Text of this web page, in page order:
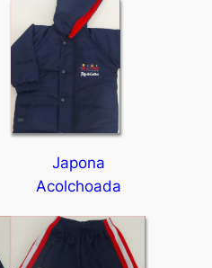
Japona
Acolchoada